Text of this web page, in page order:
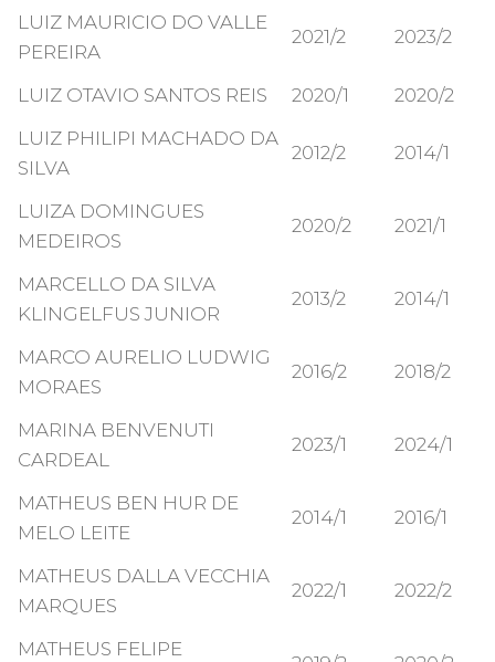
LUIZ MAURICIO DO VALLE
PEREIRA
2021/2 2023/2
LUIZ OTAVIO SANTOS REIS 2020/1
2020/2
LUIZ PHILIPI MACHADO DA
SILVA
2012/2 2014/1
LUIZA DOMINGUES
MEDEIROS
2020/2 2021/1
MARCELLO DA SILVA
KLINGELFUS JUNIOR
2013/2 2014/1
MARCO AURELIO LUDWIG
MORAES
2016/2 2018/2
MARINA BENVENUTI
CARDEAL
2023/1 2024/1
MATHEUS BEN HUR DE
MELO LEITE
2014/1 2016/1
MATHEUS DALLA VECCHIA
MARQUES
2022/1 2022/2
MATHEUS FELIPE